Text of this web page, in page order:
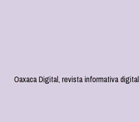
Oaxaca Digital, revista informativa digital